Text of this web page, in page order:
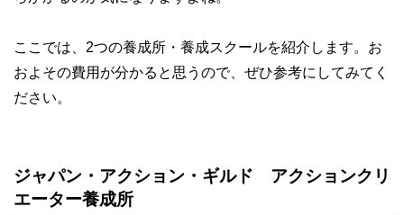
ここでは、2つの養成所・養成スクールを紹介します。お
およその費用が分かると思うので、ぜひ参考にしてみてく
ださい。
ジャパン・アクション・ギルド アクションクリ
エーター養成所